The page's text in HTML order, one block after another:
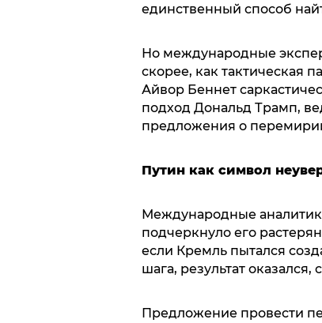
единственный способ
Но международные
скорее, как тактическая
Айвор Беннет
подход Дональд Трамп,
предложения о
Путин как символ
Международные
подчеркнуло его
если Кремль пытался
шага, результат
Предложение провести